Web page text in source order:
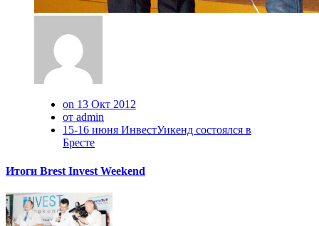
on 13 Окт 2012
от admin
15-16 июня ИнвестУикенд состоялся в
Бресте
Итоги Brest Invest Weekend